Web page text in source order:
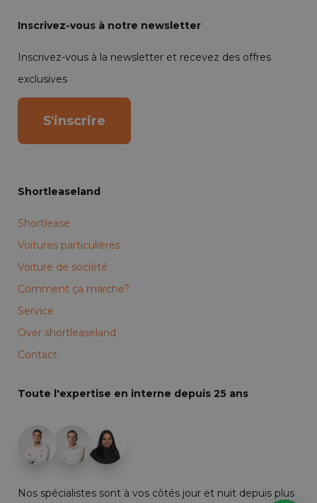
Inscrivez-vous à notre newsletter
Inscrivez-vous à la newsletter et recevez des offres
exclusives
S'inscrire
Shortleaseland
Shortlease
Voitures particulières
Voiture de société
Comment ça marche?
Service
Over shortleaseland
Contact
Toute l'expertise en interne depuis 25 ans
Nos spécialistes sont à vos côtés jour et nuit depuis plus